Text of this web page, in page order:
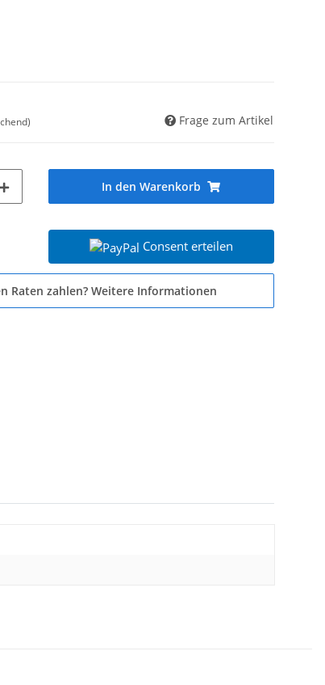
Frage zum Artikel
In den Warenkorb
Consent erteilen
Raten zahlen? Weitere Informationen